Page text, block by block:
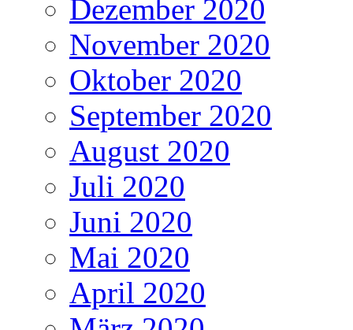
Dezember 2020
November 2020
Oktober 2020
September 2020
August 2020
Juli 2020
Juni 2020
Mai 2020
April 2020